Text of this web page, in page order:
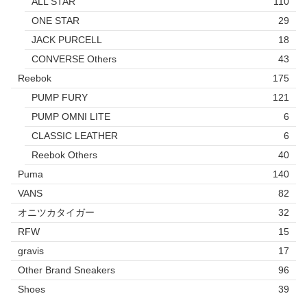
ONE STAR
29
JACK PURCELL
18
CONVERSE Others
43
Reebok
175
PUMP FURY
121
PUMP OMNI LITE
6
CLASSIC LEATHER
6
Reebok Others
40
Puma
140
VANS
82
オニツカタイガー
32
RFW
15
gravis
17
Other Brand Sneakers
96
Shoes
39